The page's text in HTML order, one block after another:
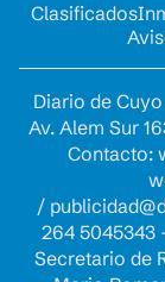
Clasificados
Diario de
Av. Alem Sur
Contacto:
/
264 5045343
Secretario de